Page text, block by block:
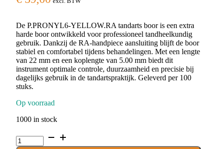
De P.PRONYL6-YELLOW.RA tandarts boor is een extra
harde boor ontwikkeld voor professioneel tandheelkundig
gebruik. Dankzij de RA-handpiece aansluiting blijft de boor
stabiel en comfortabel tijdens behandelingen. Met een lengte
van 22 mm en een koplengte van 5.00 mm biedt dit
instrument optimale controle, duurzaamheid en precisie bij
dagelijks gebruik in de tandartspraktijk. Geleverd per 100
stuks.
Op voorraad
1000 in stock
P.PRONYL6-
YELLOW.RA